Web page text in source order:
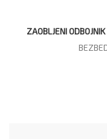
ZAOBLJENI